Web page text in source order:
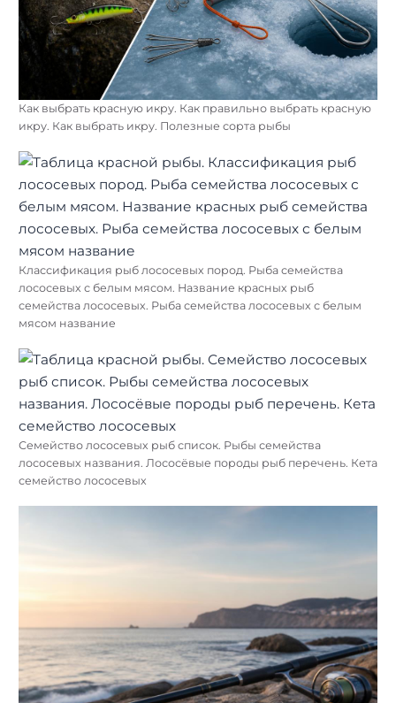
Как выбрать красную икру. Как правильно выбрать красную
икру. Как выбрать икру. Полезные сорта рыбы
Классификация рыб лососевых пород. Рыба семейства
лососевых с белым мясом. Название красных рыб
семейства лососевых. Рыба семейства лососевых с белым
мясом название
Семейство лососевых рыб список. Рыбы семейства
лососевых названия. Лососёвые породы рыб перечень. Кета
семейство лососевых